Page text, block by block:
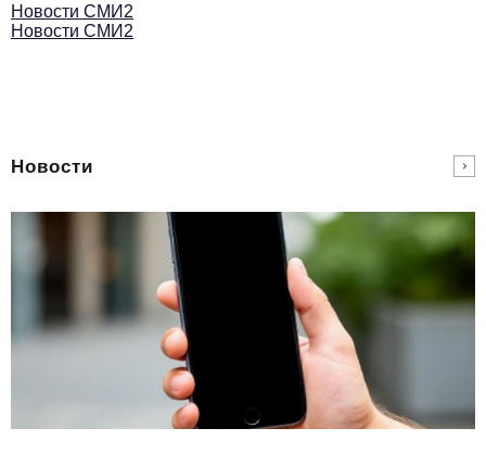
Новости СМИ2
Новости СМИ2
Новости